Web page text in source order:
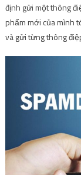
định gửi một thông
phẩm mới của mình
và gửi từng thông